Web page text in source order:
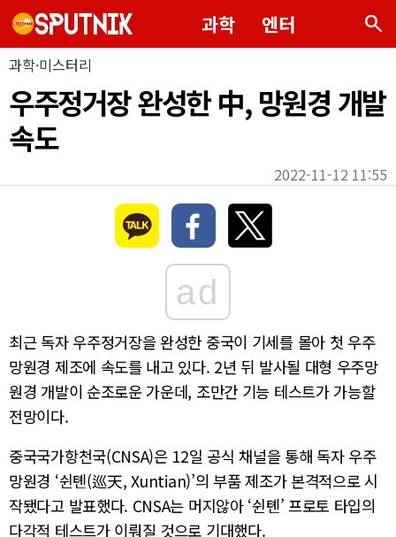
과학 엔터 search
과학·미스터리
우주정거장 완성한 中, 망원경 개발
속도
2022-11-12 11:55
ad
최근 독자 우주정거장을 완성한 중국이 기세를 몰아 첫 우주
망원경 제조에 속도를 내고 있다. 2년 뒤 발사될 대형 우주망
원경 개발이 순조로운 가운데, 조만간 기능 테스트가 가능할
전망이다.
중국국가항천국(CNSA)은 12일 공식 채널을 통해 독자 우주
망원경 ‘쉰톈(巡天, Xuntian)’의 부품 제조가 본격적으로 시
작됐다고 발표했다. CNSA는 머지않아 ‘쉰톈’ 프로토 타입의
다각적 테스트가 이뤄질 것으로 기대했다.